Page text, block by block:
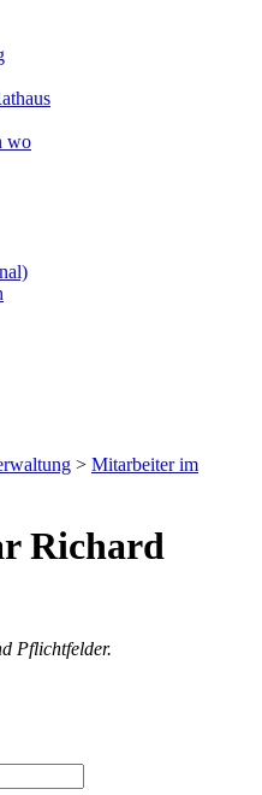
wo
> Mitarbeiter im
Richard
Pflichtfelder.